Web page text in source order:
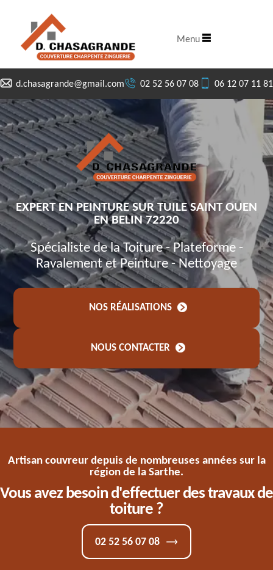
d.chasagrande@gmail.com 02 52 56 07 08 06 12 07 11 81
Menu
EXPERT EN PEINTURE SUR TUILE SAINT OUEN
EN BELIN 72220
Spécialiste de la Toiture - Plateforme -
Ravalement et Peinture - Nettoyage
NOS RÉALISATIONS
NOUS CONTACTER
Artisan couvreur depuis de nombreuses années sur la
région de la Sarthe.
Vous avez besoin d'effectuer des travaux de
toiture ?
02 52 56 07 08